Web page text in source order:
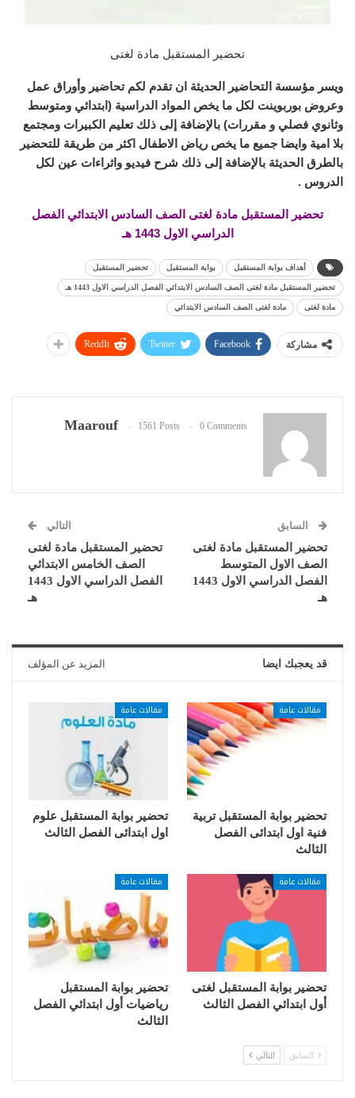
تحضير المستقبل مادة لغتى
ويسر مؤسسة التحاضير الحديثة ان تقدم لكم تحاضير وأوراق عمل
وعروض بوربوينت لكل ما يخص المواد الدراسية (ابتدائي ومتوسط
وثانوي فصلي و مقررات) بالإضافة إلى ذلك تعليم الكبيرات ومجتمع
بلا امية وايضا جميع ما يخص رياض الاطفال اكثر من طريقة للتحضير
بالطرق الحديثة بالإضافة إلى ذلك شرح فيديو واثراءات عين لكل
الدروس .
تحضير المستقبل مادة لغتى الصف السادس الابتدائي الفصل
الدراسي الاول 1443 هـ
أهداف بوابة المستقبل بوابة المستقبل تحضير المستقبل
تحضير المستقبل مادة لغتى الصف السادس الابتدائي الفصل الدراسي الاول 1443 هـ
مادة لغتى مادة لغتى الصف السادس الابتدائي
مشاركة Facebook
Twitter
ReddIt
Maarouf 1561 Posts 0 Comments
السابق
تحضير المستقبل مادة لغتى
الصف الاول المتوسط
الفصل الدراسي الاول 1443
هـ
التالي
تحضير المستقبل مادة لغتى
الصف الخامس الابتدائي
الفصل الدراسي الاول 1443
هـ
قد يعجبك ايضا المزيد عن المؤلف
مقالات عامة
تحضير بوابة المستقبل تربية
فنية اول ابتدائى الفصل
الثالث
مقالات عامة
تحضير بوابة المستقبل علوم
اول ابتدائى الفصل الثالث
مقالات عامة
تحضير بوابة المستقبل لغتى
أول ابتدائي الفصل الثالث
مقالات عامة
تحضير بوابة المستقبل
رياضيات أول ابتدائي الفصل
الثالث
السابق التالي